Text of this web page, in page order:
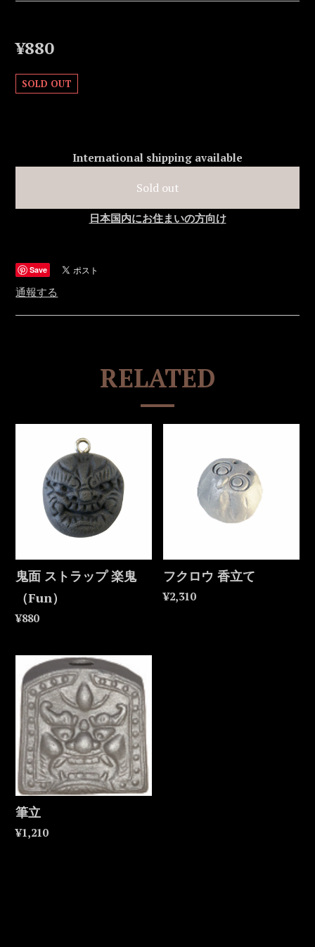
¥880
SOLD OUT
International shipping available
Sold out
日本国内にお住まいの方向け
Save
通報する
RELATED
鬼面 ストラップ 楽鬼
（Fun）
¥880
フクロウ 香立て
¥2,310
筆立
¥1,210